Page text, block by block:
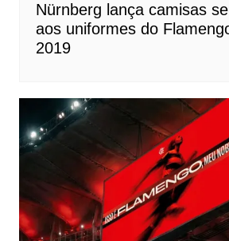
Nürnberg lança camisas
aos uniformes do
2019